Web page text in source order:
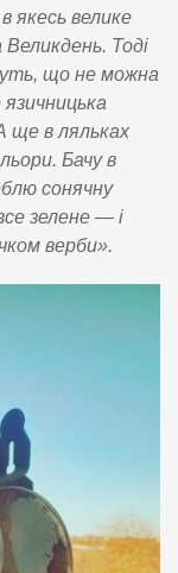
якесь велике
Тоді
що не можна
ще в ляльках
Бачу в
сонячну
зелене — і
верби».